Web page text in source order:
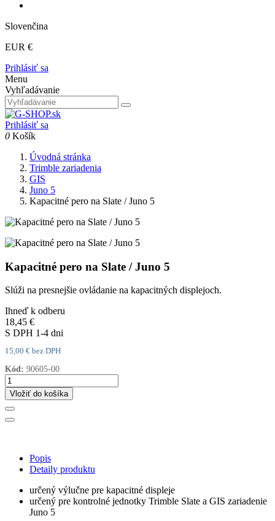
Slovenčina
EUR €
Prihlásiť sa
Menu
Vyhľadávanie
Prihlásiť sa
0 Košík
Úvodná stránka
Trimble zariadenia
GIS
Juno 5
Kapacitné pero na Slate / Juno 5
Kapacitné pero na Slate / Juno 5
Slúži na presnejšie ovládanie na kapacitných displejoch.
Ihneď k odberu
18,45 €
S DPH 1-4 dni
15,00 € bez DPH
Kód: 90605-00
Vložiť do košíka
Popis
Detaily produktu
určený výlučne pre kapacitné displeje
určený pre kontrolné jednotky Trimble Slate a GIS zariadenie
Juno 5